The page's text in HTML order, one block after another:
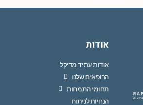
אודות
אודות עתיד מדיקל
הרופאים שלנו
תחומי התמחות
הנחיות לניתוח